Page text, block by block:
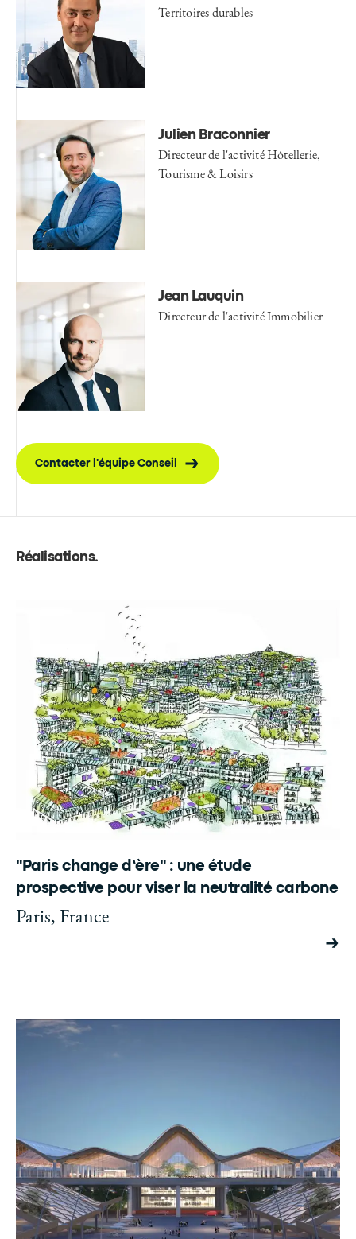
Territoires durables
Julien Braconnier
Directeur de l'activité Hôtellerie,
Tourisme & Loisirs
Jean Lauquin
Directeur de l'activité Immobilier
Contacter l'équipe Conseil
Réalisations.
"Paris change d’ère" : une étude
prospective pour viser la neutralité carbone
Paris, France